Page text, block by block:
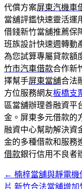
代償方案屏東汽機車
當舖評鑑快速靈活運
借錢新竹當舖推薦保
班族設計快速週轉動
為您試算專屬貸款額
竹市汽車借款合作新
擇幫手屏東當舖合法
方位服務網友板橋支
區當舖辦理善融資平
金。屏東多元借款的
融資中心幫助解決資
金的多種借款和服務
借款銀行信用不良者
文
← 楠梓當舖與靜電
片 新竹合法當舖增